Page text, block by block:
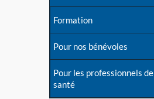
Formation
Pour nos bénévoles
Pour les professionnels de
santé